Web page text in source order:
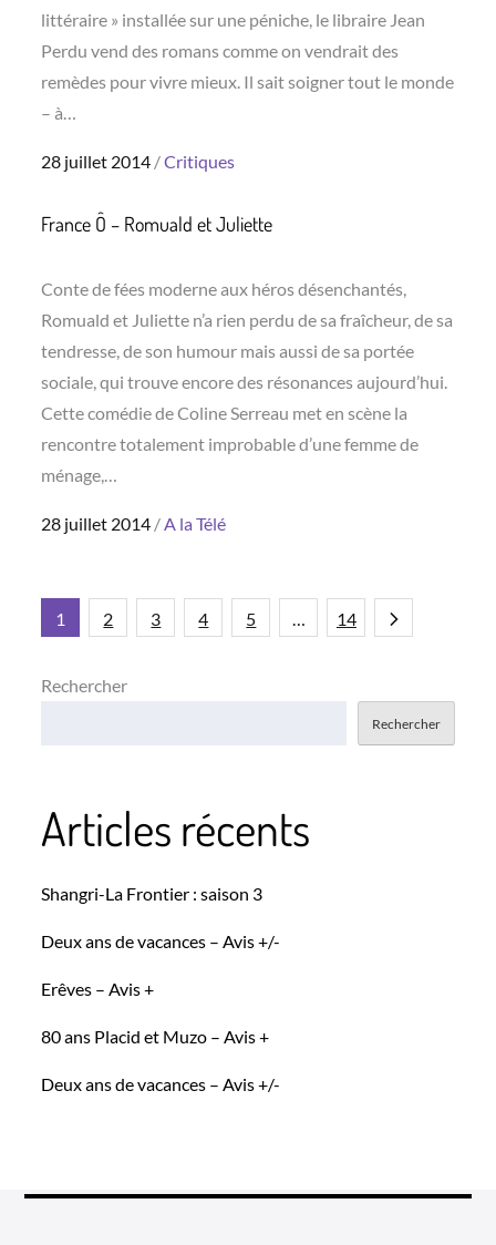
littéraire » installée sur une péniche, le libraire Jean
Perdu vend des romans comme on vendrait des
remèdes pour vivre mieux. Il sait soigner tout le monde
– à…
Posted
28 juillet 2014 Critiques
France Ô – Romuald et Juliette
Conte de fées moderne aux héros désenchantés,
Romuald et Juliette n’a rien perdu de sa fraîcheur, de sa
tendresse, de son humour mais aussi de sa portée
sociale, qui trouve encore des résonances aujourd’hui.
Cette comédie de Coline Serreau met en scène la
rencontre totalement improbable d’une femme de
ménage,…
Posted
28 juillet 2014 A la Télé
Pagination
des
1 2 3 4 5 … 14
Rechercher
Rechercher
Articles récents
Shangri-La Frontier : saison 3
Deux ans de vacances – Avis +/-
Erêves – Avis +
80 ans Placid et Muzo – Avis +
Deux ans de vacances – Avis +/-